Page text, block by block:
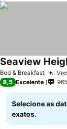
Bed & Breakfast
Seaview
8,5 Excelente 965
Selecione as
exatos.